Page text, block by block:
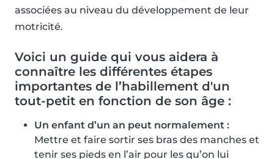
associées au niveau du développement de leur
motricité.
Voici un guide qui vous aidera à
connaître les différentes étapes
importantes de l’habillement d'un
tout-petit en fonction de son âge :
Un enfant d’un an peut normalement :
Mettre et faire sortir ses bras des manches et
tenir ses pieds en l’air pour les qu’on lui